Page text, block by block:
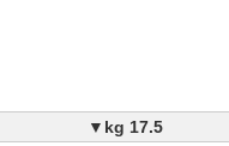
▼kg 17.5